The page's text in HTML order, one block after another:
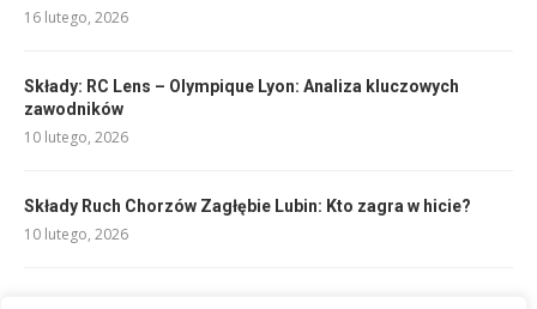
16 lutego, 2026
Składy: RC Lens – Olympique Lyon: Analiza kluczowych
zawodników
10 lutego, 2026
Składy Ruch Chorzów Zagłębie Lubin: Kto zagra w hicie?
10 lutego, 2026